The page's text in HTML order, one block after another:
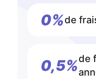
0%de
0,5%de